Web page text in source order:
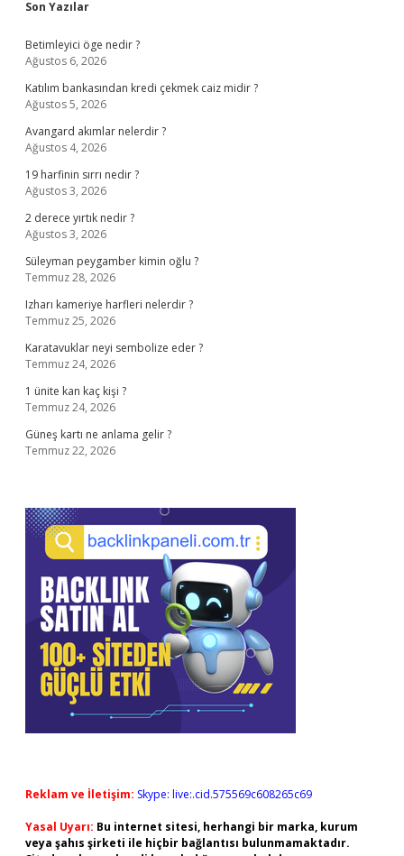
Sidebar
Son Yazılar
Betimleyici öge nedir ?
Ağustos 6, 2026
Katılım bankasından kredi çekmek caiz midir ?
Ağustos 5, 2026
Avangard akımlar nelerdir ?
Ağustos 4, 2026
19 harfinin sırrı nedir ?
Ağustos 3, 2026
2 derece yırtık nedir ?
Ağustos 3, 2026
Süleyman peygamber kimin oğlu ?
Temmuz 28, 2026
Izharı kameriye harfleri nelerdir ?
Temmuz 25, 2026
Karatavuklar neyi sembolize eder ?
Temmuz 24, 2026
1 ünite kan kaç kişi ?
Temmuz 24, 2026
Güneş kartı ne anlama gelir ?
Temmuz 22, 2026
Reklam ve İletişim: Skype: live:.cid.575569c608265c69
Yasal Uyarı: Bu internet sitesi, herhangi bir marka, kurum
veya şahıs şirketi ile hiçbir bağlantısı bulunmamaktadır.